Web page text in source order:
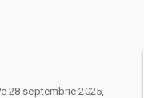
28 septembrie 2025,